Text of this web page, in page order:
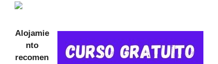
Alojamie
nto
recomen